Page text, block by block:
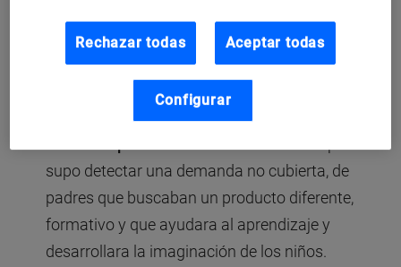
marca de servicios a la infancia y a la familia.
claves de su éxito
supo detectar una demanda no cubierta, de
padres que buscaban un producto diferente,
formativo y que ayudara al aprendizaje y
desarrollara la imaginación de los niños.
Rechazar todas Aceptar todas
Configurar